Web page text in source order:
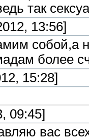
так
13:56]
собой,а
более
15:28]
09:45]
вас